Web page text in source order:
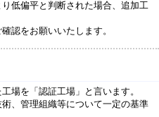
低偏平と判断された場合、追加工
認をお願いいたします。
場を「認証工場」と言います。
、管理組織等について一定の基準